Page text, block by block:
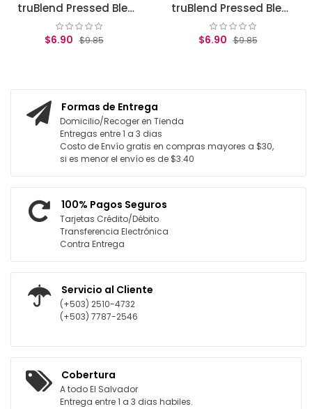
truBlend Pressed Blendable Powder, Translucent Fair / polvos translucidos covergirl
$9.85
truBlend Pressed Blendable Powder, Translucent Light .39 oz (11 g)
$9.85
Formas de Entrega
Domicilio/Recoger en Tienda
Entregas entre 1 a 3 dias
Costo de Envío gratis en compras mayores a $30,
si es menor el envío es de $3.40
100% Pagos Seguros
Tarjetas Crédito/Débito
Transferencia Electrónica
Contra Entrega
Servicio al Cliente
(+503) 2510-4732
(+503) 7787-2546
Cobertura
A todo El Salvador
Entrega entre 1 a 3 dias habiles.